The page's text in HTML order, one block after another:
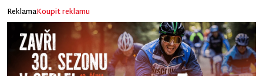
ReklamaKoupit reklamu